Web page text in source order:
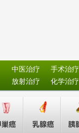
中医治疗
手术治疗
放射治疗
化学治疗